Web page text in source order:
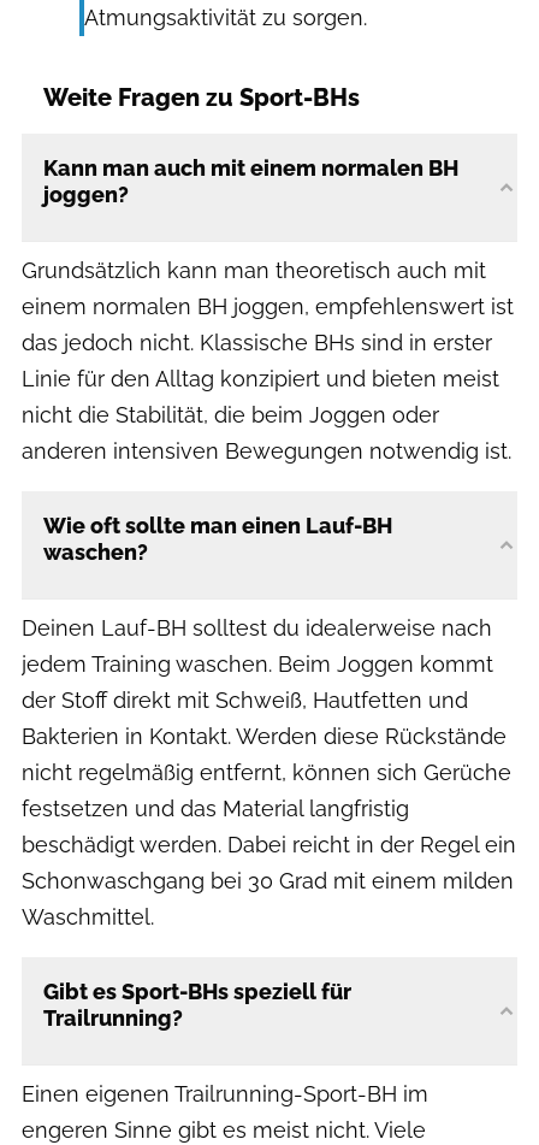
Atmungsaktivität zu sorgen.
Weite Fragen zu Sport-BHs
Kann man auch mit einem normalen BH
joggen?
Grundsätzlich kann man theoretisch auch mit
einem normalen BH joggen, empfehlenswert ist
das jedoch nicht. Klassische BHs sind in erster
Linie für den Alltag konzipiert und bieten meist
nicht die Stabilität, die beim Joggen oder
anderen intensiven Bewegungen notwendig ist.
Wie oft sollte man einen Lauf-BH
waschen?
Deinen Lauf-BH solltest du idealerweise nach
jedem Training waschen. Beim Joggen kommt
der Stoff direkt mit Schweiß, Hautfetten und
Bakterien in Kontakt. Werden diese Rückstände
nicht regelmäßig entfernt, können sich Gerüche
festsetzen und das Material langfristig
beschädigt werden. Dabei reicht in der Regel ein
Schonwaschgang bei 30 Grad mit einem milden
Waschmittel.
Gibt es Sport-BHs speziell für
Trailrunning?
Einen eigenen Trailrunning-Sport-BH im
engeren Sinne gibt es meist nicht. Viele